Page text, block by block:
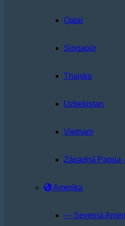
Qatar
Singapúr
Thajsko
Uzbekistan
Vietnam
Západná Papua
Amerika
— Severná